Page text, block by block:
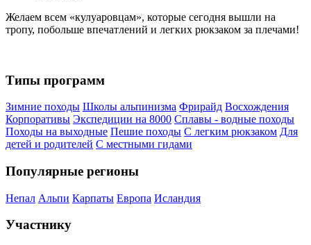
Желаем всем «кулуаровцам», которые сегодня вышли на
тропу, побольше впечатлений и легких рюкзаком за плечами!
Типы программ
Зимние походы Школы альпинизма Фрирайд Восхождения
Корпоративы Экспедиции на 8000 Сплавы - водные походы
Походы на выходные Пешие походы С легким рюкзаком Для
детей и родителей С местными гидами
Популярные регионы
Непал Альпи Карпаты Европа Исландия
Участнику